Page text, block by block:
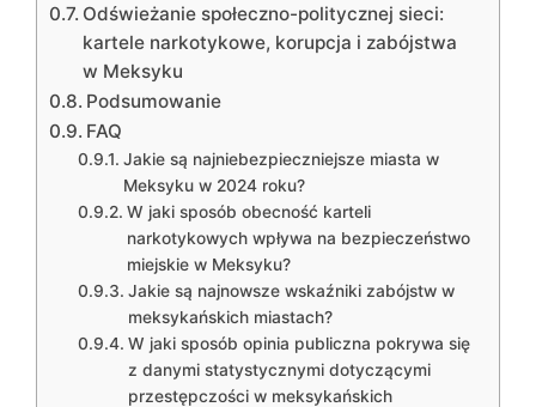
Odświeżanie społeczno-politycznej sieci:
kartele narkotykowe, korupcja i zabójstwa
w Meksyku
Podsumowanie
FAQ
Jakie są najniebezpieczniejsze miasta w
Meksyku w 2024 roku?
W jaki sposób obecność karteli
narkotykowych wpływa na bezpieczeństwo
miejskie w Meksyku?
Jakie są najnowsze wskaźniki zabójstw w
meksykańskich miastach?
W jaki sposób opinia publiczna pokrywa się
z danymi statystycznymi dotyczącymi
przestępczości w meksykańskich